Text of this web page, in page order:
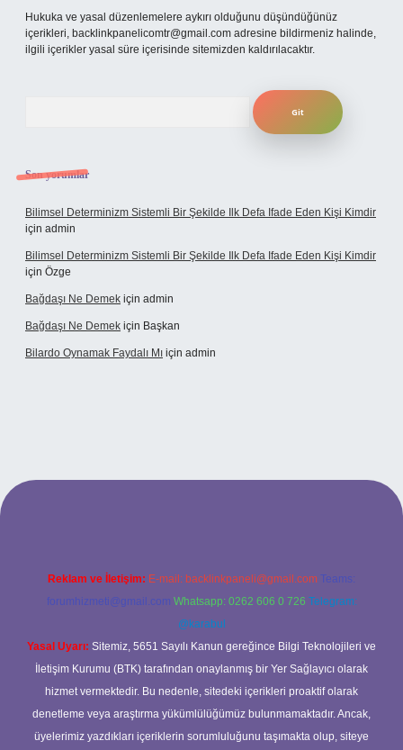
Hukuka ve yasal düzenlemelere aykırı olduğunu düşündüğünüz
içerikleri, backlinkpanelicomtr@gmail.com adresine bildirmeniz halinde,
ilgili içerikler yasal süre içerisinde sitemizden kaldırılacaktır.
Son yorumlar
Bilimsel Determinizm Sistemli Bir Şekilde Ilk Defa Ifade Eden Kişi Kimdir
için admin
Bilimsel Determinizm Sistemli Bir Şekilde Ilk Defa Ifade Eden Kişi Kimdir
için Özge
Bağdaşı Ne Demek için admin
Bağdaşı Ne Demek için Başkan
Bilardo Oynamak Faydalı Mı için admin
bahis sitesi
Reklam ve İletişim: E-mail: backlinkpaneli@gmail.com Teams:
forumhizmeti@gmail.com Whatsapp: 0262 606 0 726 Telegram:
@karabul
Yasal Uyarı: Sitemiz, 5651 Sayılı Kanun gereğince Bilgi Teknolojileri ve
İletişim Kurumu (BTK) tarafından onaylanmış bir Yer Sağlayıcı olarak
hizmet vermektedir. Bu nedenle, sitedeki içerikleri proaktif olarak
denetleme veya araştırma yükümlülüğümüz bulunmamaktadır. Ancak,
üyelerimiz yazdıkları içeriklerin sorumluluğunu taşımakta olup, siteye